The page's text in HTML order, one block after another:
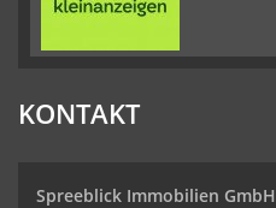
KONTAKT
Spreeblick Immobilien GmbH